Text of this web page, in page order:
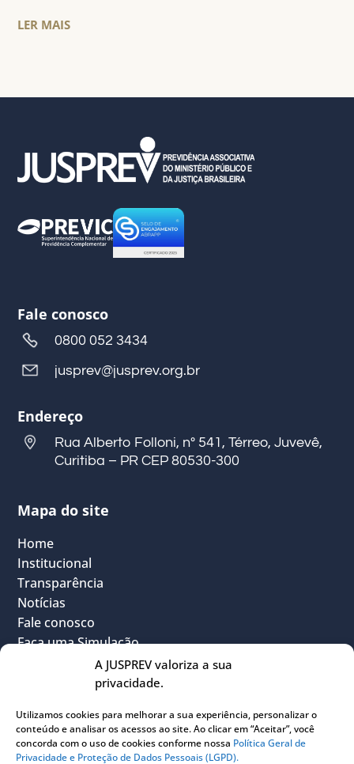
A JUSPREV valoriza a sua
privacidade.
Utilizamos cookies para melhorar a sua experiência, personalizar o
conteúdo e analisar os acessos ao site. Ao clicar em “Aceitar”, você
concorda com o uso de cookies conforme nossa Política Geral de
Privacidade e Proteção de Dados Pessoais (LGPD).
LER MAIS
Fale conosco
0800 052 3434
jusprev@jusprev.org.br
Endereço
Rua Alberto Folloni, nº 541, Térreo, Juvevê,
Curitiba – PR CEP 80530-300
Mapa do site
Home
Institucional
Transparência
Notícias
Fale conosco
Faça uma Simulação
Sou Participante
Sou Instituidora